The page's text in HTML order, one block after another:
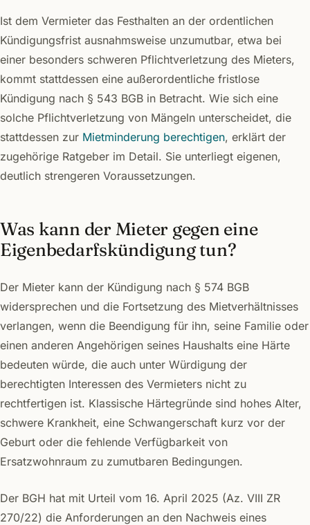
Ist dem Vermieter das Festhalten an der ordentlichen
Kündigungsfrist ausnahmsweise unzumutbar, etwa bei
einer besonders schweren Pflichtverletzung des Mieters,
kommt stattdessen eine außerordentliche fristlose
Kündigung nach § 543 BGB in Betracht. Wie sich eine
solche Pflichtverletzung von Mängeln unterscheidet, die
stattdessen zur Mietminderung berechtigen, erklärt der
zugehörige Ratgeber im Detail. Sie unterliegt eigenen,
deutlich strengeren Voraussetzungen.
Was kann der Mieter gegen eine
Eigenbedarfskündigung tun?
Der Mieter kann der Kündigung nach § 574 BGB
widersprechen und die Fortsetzung des Mietverhältnisses
verlangen, wenn die Beendigung für ihn, seine Familie oder
einen anderen Angehörigen seines Haushalts eine Härte
bedeuten würde, die auch unter Würdigung der
berechtigten Interessen des Vermieters nicht zu
rechtfertigen ist. Klassische Härtegründe sind hohes Alter,
schwere Krankheit, eine Schwangerschaft kurz vor der
Geburt oder die fehlende Verfügbarkeit von
Ersatzwohnraum zu zumutbaren Bedingungen.
Der BGH hat mit Urteil vom 16. April 2025 (Az. VIII ZR
270/22) die Anforderungen an den Nachweis eines